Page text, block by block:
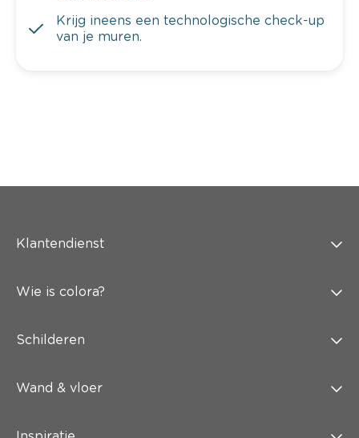
Krijg ineens een technologische check-up
van je muren.
Klantendienst
Wie is colora?
Schilderen
Wand & vloer